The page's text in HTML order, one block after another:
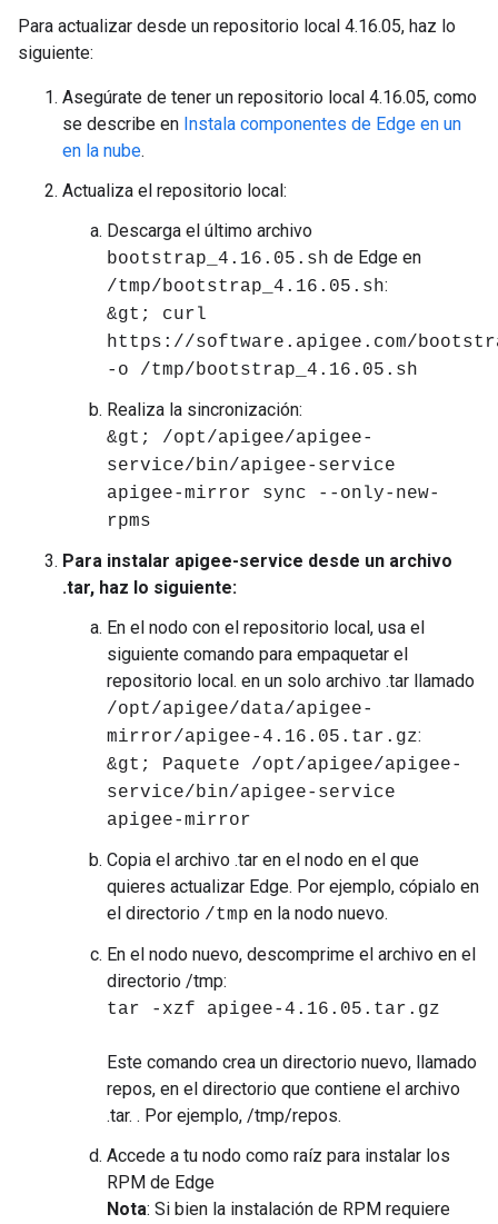
Para actualizar desde un repositorio local 4.16.05, haz lo
siguiente:
Asegúrate de tener un repositorio local 4.16.05, como
se describe en Instala componentes de Edge en un
en la nube.
Actualiza el repositorio local:
Descarga el último archivo
bootstrap_4.16.05.sh de Edge en
/tmp/bootstrap_4.16.05.sh:
&gt; curl
https://software.apigee.com/
-o /tmp/bootstrap_4.16.05.sh
Realiza la sincronización:
&gt; /opt/apigee/apigee-
service/bin/apigee-service
apigee-mirror sync --only-new-
rpms
Para instalar apigee-service desde un archivo
.tar, haz lo siguiente:
En el nodo con el repositorio local, usa el
siguiente comando para empaquetar el
repositorio local. en un solo archivo .tar llamado
/opt/apigee/data/apigee-
mirror/apigee-4.16.05.tar.gz:
&gt; Paquete /opt/apigee/apigee-
service/bin/apigee-service
apigee-mirror
Copia el archivo .tar en el nodo en el que
quieres actualizar Edge. Por ejemplo, cópialo en
el directorio /tmp en la nodo nuevo.
En el nodo nuevo, descomprime el archivo en el
directorio /tmp:
tar -xzf apigee-4.16.05.tar.gz
Este comando crea un directorio nuevo, llamado
repos, en el directorio que contiene el archivo
.tar. . Por ejemplo, /tmp/repos.
Accede a tu nodo como raíz para instalar los
RPM de Edge
Nota: Si bien la instalación de RPM requiere